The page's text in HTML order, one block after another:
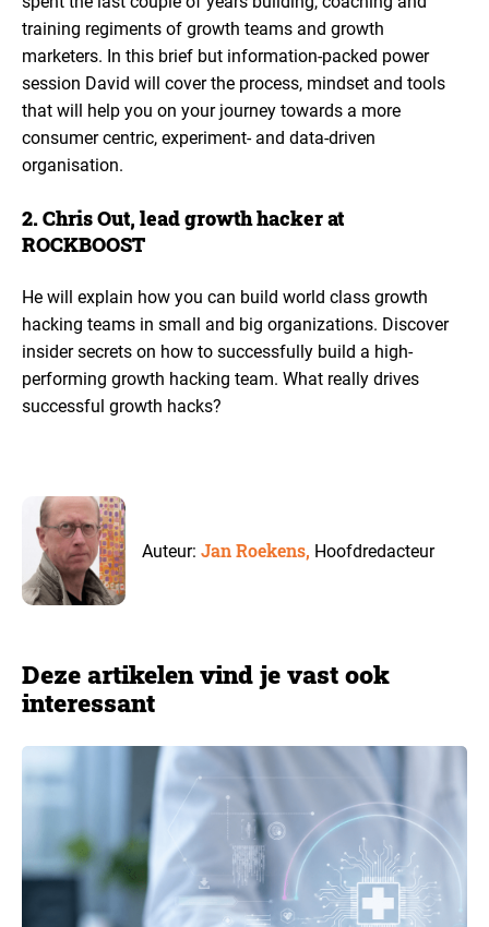
training regiments of growth teams and growth
marketers. In this brief but information-packed power
session David will cover the process, mindset and tools
that will help you on your journey towards a more
consumer centric, experiment- and data-driven
organisation.
2. Chris Out, lead growth hacker at
ROCKBOOST
He will explain how you can build world class growth
hacking teams in small and big organizations. Discover
insider secrets on how to successfully build a high-
performing growth hacking team. What really drives
successful growth hacks?
Auteur:Jan Roekens, Hoofdredacteur
Deze artikelen vind je vast ook
interessant